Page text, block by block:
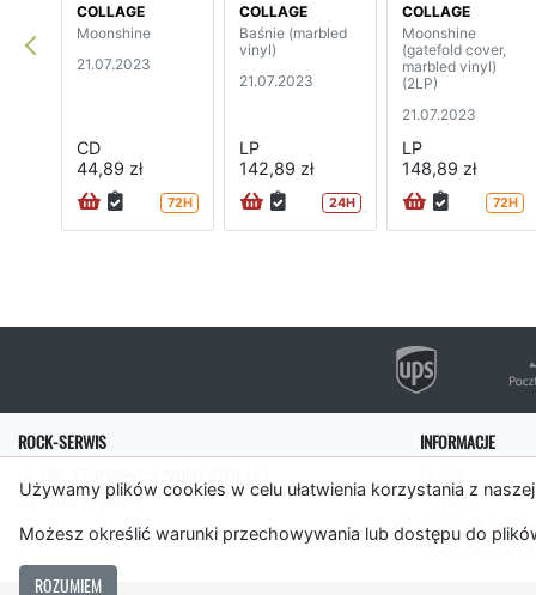
Używamy plików cookies w celu ułatwienia korzystania z
Możesz określić warunki przechowywania lub dostępu do
ROZUMIEM
COLLAGE
Moonshine
21.07.2023
CD
44,89 zł
72H
COLLAGE
Baśnie (marbled
vinyl)
21.07.2023
LP
142,89 zł
24H
COLLAGE
Moonshine
(gatefold cover,
marbled vinyl)
(2LP)
21.07.2023
LP
148,89 zł
72H
ROCK-SERWIS
31-543 Kraków
INFORMACJE
Pomoc
Polityka